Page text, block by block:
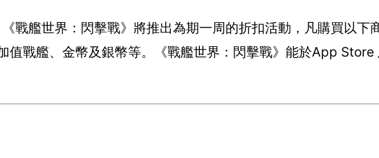
戰艦世界：閃擊戰》將推出為期一周的折扣活動，凡購買以下
值戰艦、金幣及銀幣等。《戰艦世界：閃擊戰》能於App Store